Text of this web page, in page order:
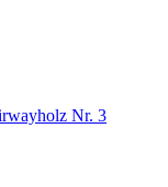
Nr. 3